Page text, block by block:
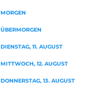
MORGEN
ÜBERMORGEN
DIENSTAG, 11. AUGUST
MITTWOCH, 12. AUGUST
DONNERSTAG, 13. AUGUST